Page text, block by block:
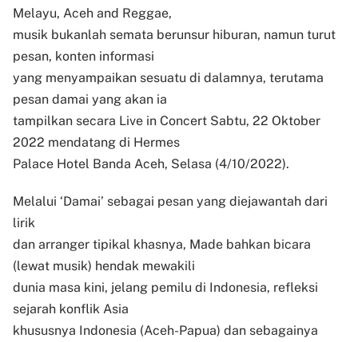
Melayu, Aceh and Reggae,
musik bukanlah semata berunsur hiburan, namun turut
pesan, konten informasi
yang menyampaikan sesuatu di dalamnya, terutama
pesan damai yang akan ia
tampilkan secara Live in Concert Sabtu, 22 Oktober
2022 mendatang di Hermes
Palace Hotel Banda Aceh, Selasa (4/10/2022).
Melalui ‘Damai’ sebagai pesan yang diejawantah dari
lirik
dan arranger tipikal khasnya, Made bahkan bicara
(lewat musik) hendak mewakili
dunia masa kini, jelang pemilu di Indonesia, refleksi
sejarah konflik Asia
khususnya Indonesia (Aceh-Papua) dan sebagainya